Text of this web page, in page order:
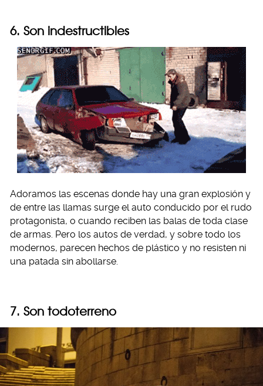
6. Son indestructibles
Adoramos las escenas donde hay una gran explosión y
de entre las llamas surge el auto conducido por el rudo
protagonista, o cuando reciben las balas de toda clase
de armas. Pero los autos de verdad, y sobre todo los
modernos, parecen hechos de plástico y no resisten ni
una patada sin abollarse.
7. Son todoterreno